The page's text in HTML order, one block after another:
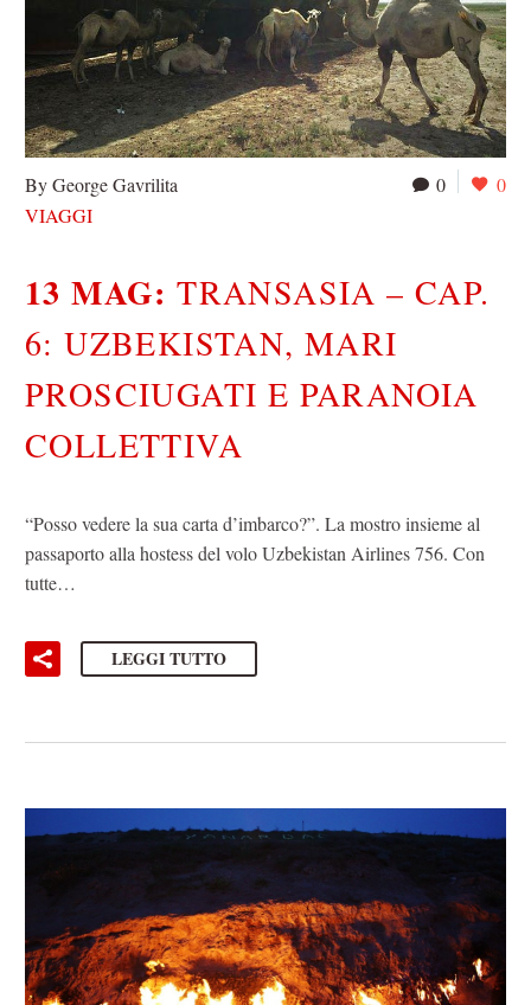
0 0
By George Gavrilita
VIAGGI
13 MAG:TRANSASIA – CAP.
6: UZBEKISTAN, MARI
PROSCIUGATI E PARANOIA
COLLETTIVA
“Posso vedere la sua carta d’imbarco?”. La mostro insieme al
passaporto alla hostess del volo Uzbekistan Airlines 756. Con
tutte…
LEGGI TUTTO